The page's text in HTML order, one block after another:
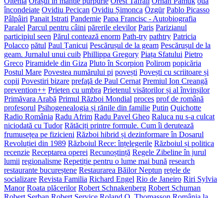
încondeiate Ovidiu Pecican Ovidiu Șimonca Özgür Pablo Picasso
Pâlpâiri Panait Istrati Pandemie Papa Francisc - Autobiografia
Paralel Parcul pentru câini părerile elevilor Paris Parizianul
participiul seen Părul contează enorm Path-try pathtry Patricia
Polacco pătul Paul Țanicui Pescărușul de la geam Pescărușul de la
geam. Jurnalul unui cuib Phillippa Gregory Piața Sfatului Pietro
Greco Piramidele din Giza Pluto în Scorpion Polirom popicăria
Postul Mare Povestea numărului pi povești Povești cu scriitoare și
copii Povestiri bizare prefaţă de Paul Cernat Premiul Ion Creangă
prevention++ Prieten cu umbra Prietenul visătorilor și al învinșilor
Primăvara Arabă Primul Război Mondial proces prof de română
profesorul Psihogenealogia și rănile din familie Putin Quichotte
Radio România Radu Afrim Radu Pavel Gheo Raluca nu s-a culcat
niciodată cu Tudor Rătăciți printre formule. Cum îi derutează
frumusețea pe fizicieni Război hibrid și dezinformare în Dosarul
Revoluției din 1989 Războiul Rece: înțelegerile Războiul și politica
recenzie Receptarea operei Recunoștință Regele Zibeline în jurul
lumii regionalisme Repetiție pentru o lume mai bună research
restaurante bucureștene Restaurarea Băilor Neptun rețele de
socializare Revista Familia Richard Engel Rio de Janeiro Riri Sylvia
Manor Roata plăcerilor Robert Schnakenberg Robert Schuman